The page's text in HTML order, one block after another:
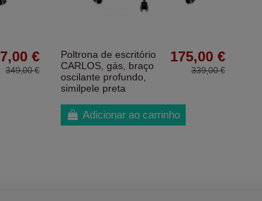
€
349,00 €
Poltrona de escritório
CARLOS, gás, braço
oscilante profundo,
similpele preta
175,00 €
339,00 €
Adicionar ao carrinho